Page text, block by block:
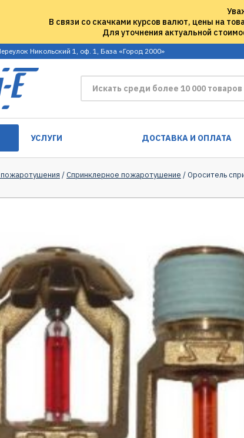
В связи со скачками курсов валют, цены на
Для уточнения актуальной
Никольский 1, оф. 1, База «Город 2000»
УСЛУГИ ДОСТАВКА И ОПЛАТА
/Спринклерное пожаротушение / Ороситель